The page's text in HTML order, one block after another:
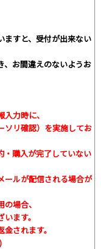
すと、受付が出来ない
お間違えのないようお
力時に、
ソリ確認）を実施してお
購入が完了していない
ールが配信される場合が
場合、
ます。
されます。